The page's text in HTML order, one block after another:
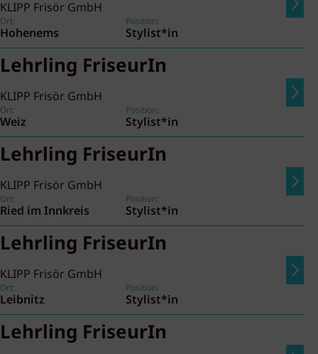
KLIPP Frisör GmbH
Ort:
Hohenems
Position:
Stylist*in
Lehrling FriseurIn
KLIPP Frisör GmbH
Ort:
Weiz
Position:
Stylist*in
Lehrling FriseurIn
KLIPP Frisör GmbH
Ort:
Ried im Innkreis
Position:
Stylist*in
Lehrling FriseurIn
KLIPP Frisör GmbH
Ort:
Leibnitz
Position:
Stylist*in
Lehrling FriseurIn